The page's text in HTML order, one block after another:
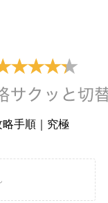
略手順｜究極